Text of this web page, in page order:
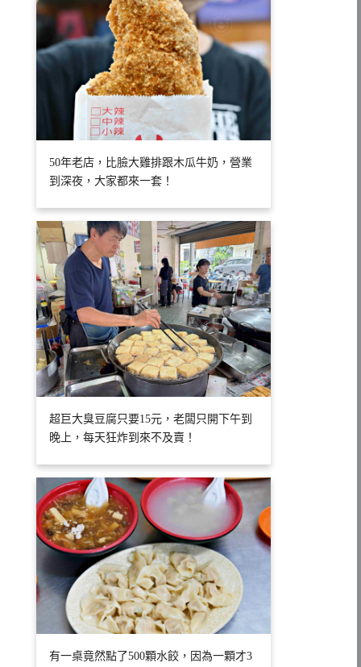
50年老店，比臉大雞排跟木瓜牛奶，營業
到深夜，大家都來一套！
超巨大臭豆腐只要15元，老闆只開下午到
晚上，每天狂炸到來不及賣！
有一桌竟然點了500顆水餃，因為一顆才3